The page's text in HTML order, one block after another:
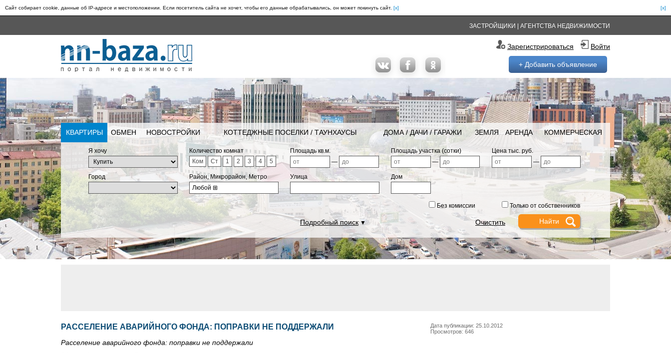
Сайт собирает cookie, данные об IP-адресе и местоположении. Если посетитель сайта не хочет, чтобы его данные обрабатывались, он может покинуть сайт. [x]
[x]
ЗАСТРОЙЩИКИ АГЕНТСТВА НЕДВИЖИМОСТИ
Зарегистрироваться Войти
+ Добавить объявление
КВАРТИРЫ ОБМЕН НОВОСТРОЙКИ КОТТЕДЖНЫЕ ПОСЕЛКИ / ТАУНХАУСЫ ДОМА / ДАЧИ / ГАРАЖИ ЗЕМЛЯ АРЕНДА КОММЕРЧЕСКАЯ
Я хочу
Количество комнат
Ком
Ст 1 2 3 4 5
Площадь кв.м.
—
Площадь участка (сотки)
—
Цена тыс. руб.
—
Город
Район, Микрорайон, Метро
Любой ⊞
Улица Дом
Без комиссии Только от собственников
Подробный поиск▼ Очистить
Дата публикации: 25.10.2012
Просмотров: 646
РАССЕЛЕНИЕ АВАРИЙНОГО ФОНДА: ПОПРАВКИ НЕ ПОДДЕРЖАЛИ
Расселение аварийного фонда: поправки не поддержали